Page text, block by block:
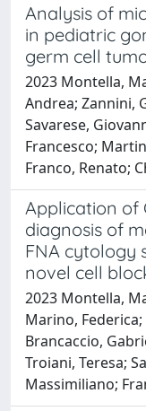
Analysis of
in pediatric
germ cell
2023 Montella,
Andrea; Zannini,
Savarese,
Francesco;
Franco, Renato;
Application of
diagnosis of
FNA cytology
novel cell
2023 Montella,
Marino,
Brancaccio,
Troiani, Teresa;
Massimiliano;